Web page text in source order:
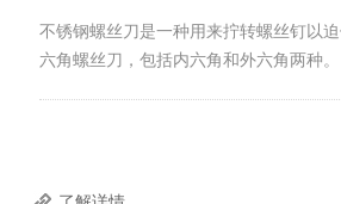
不锈钢螺丝刀是一种用来拧转螺丝钉以
六角螺丝刀，包括内六角和外六角两种。